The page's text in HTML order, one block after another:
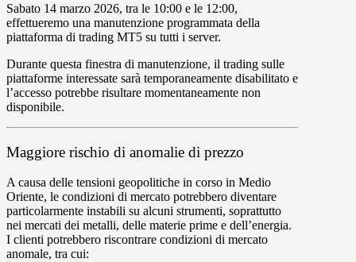
Sabato 14 marzo 2026, tra le 10:00 e le 12:00,
effettueremo una manutenzione programmata della
piattaforma di trading MT5 su tutti i server.
Durante questa finestra di manutenzione, il trading sulle
piattaforme interessate sarà temporaneamente disabilitato e
l’accesso potrebbe risultare momentaneamente non
disponibile.
Maggiore rischio di anomalie di prezzo
A causa delle tensioni geopolitiche in corso in Medio
Oriente, le condizioni di mercato potrebbero diventare
particolarmente instabili su alcuni strumenti, soprattutto
nei mercati dei metalli, delle materie prime e dell’energia.
I clienti potrebbero riscontrare condizioni di mercato
anomale, tra cui: